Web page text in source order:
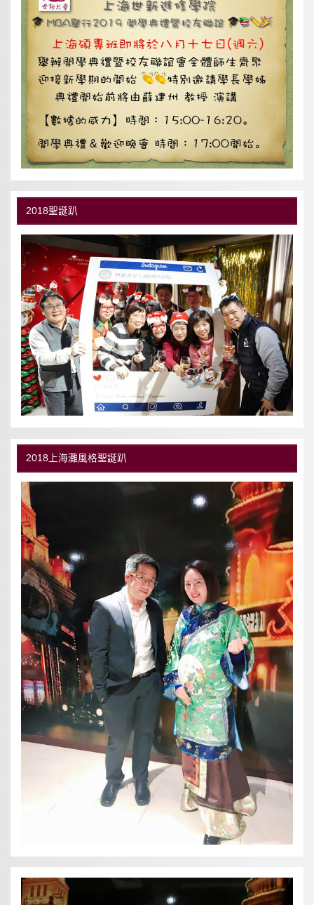
2018聖誕趴
2018上海灘風格聖誕趴